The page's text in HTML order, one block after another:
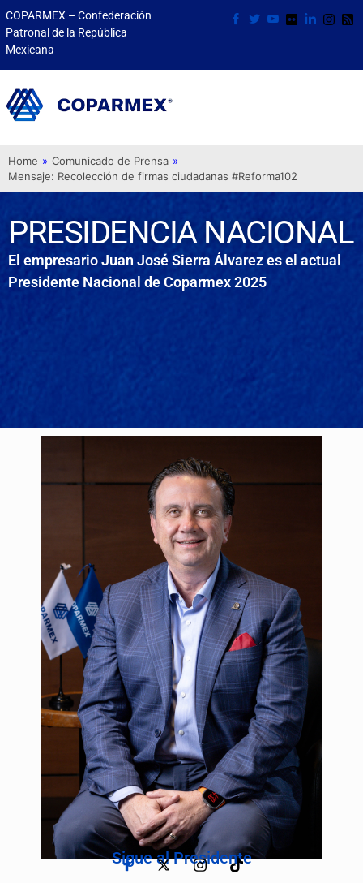
COPARMEX – Confederación
Patronal de la República
Mexicana
Home » Comunicado de Prensa »
Mensaje: Recolección de firmas ciudadanas #Reforma102
PRESIDENCIA NACIONAL
El empresario Juan José Sierra Álvarez es el actual
Presidente Nacional de Coparmex 2025
Sigue al Presidente